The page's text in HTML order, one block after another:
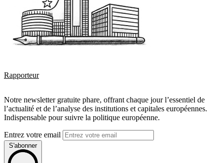
Rapporteur
Notre newsletter gratuite phare, offrant chaque jour l’essentiel de
l’actualité et de l’analyse des institutions et capitales européennes.
Indispensable pour suivre la politique européenne.
Entrez votre email
S'abonner